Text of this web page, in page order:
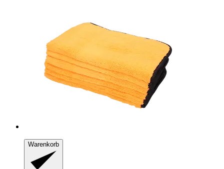
Warenkorb